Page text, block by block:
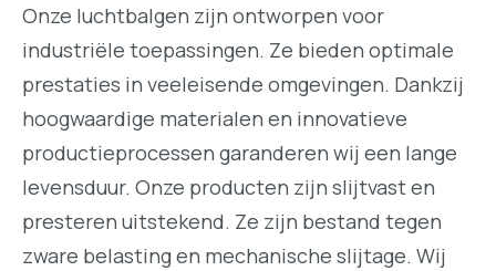
Onze luchtbalgen zijn ontworpen voor
industriële toepassingen. Ze bieden optimale
prestaties in veeleisende omgevingen. Dankzij
hoogwaardige materialen en innovatieve
productieprocessen garanderen wij een lange
levensduur. Onze producten zijn slijtvast en
presteren uitstekend. Ze zijn bestand tegen
zware belasting en mechanische slijtage. Wij